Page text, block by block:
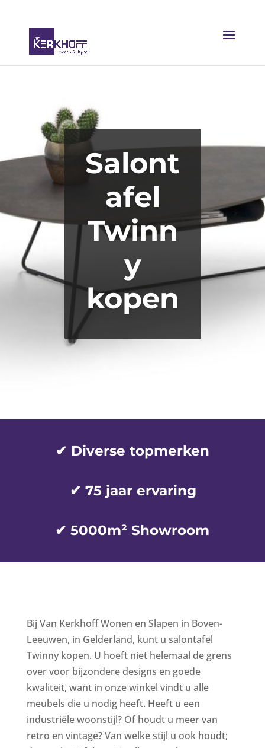
Salont
afel
Twinn
y
kopen
✔ Diverse topmerken
✔ 75 jaar ervaring
✔ 5000m² Showroom
Bij Van Kerkhoff Wonen en Slapen in Boven-
Leeuwen, in Gelderland, kunt u salontafel
Twinny kopen. U hoeft niet helemaal de grens
over voor bijzondere designs en goede
kwaliteit, want in onze winkel vindt u alle
meubels die u nodig heeft. Heeft u een
industriële woonstijl? Of houdt u meer van
retro en vintage? Van welke stijl u ook houdt;